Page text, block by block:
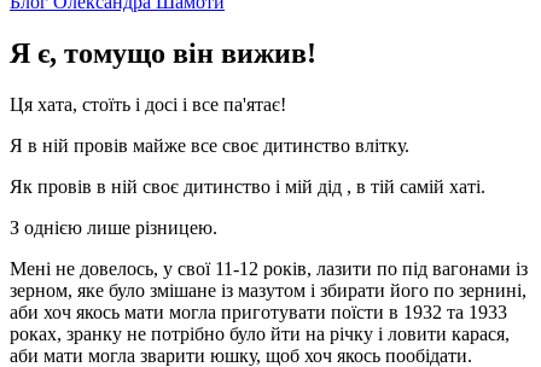
Я є, томущо він вижив!
Ця хата, стоїть і досі і все па'ятає!
Я в ній провів майже все своє дитинство влітку.
Як провів в ній своє дитинство і мій дід , в тій самій хаті.
З однією лише різницею.
Мені не довелось, у свої 11-12 років, лазити по під вагонами із
зерном, яке було змішане із мазутом і збирати його по зернині,
аби хоч якось мати могла приготувати поїсти в 1932 та 1933
роках, зранку не потрібно було йти на річку і ловити карася,
аби мати могла зварити юшку, щоб хоч якось пообідати.